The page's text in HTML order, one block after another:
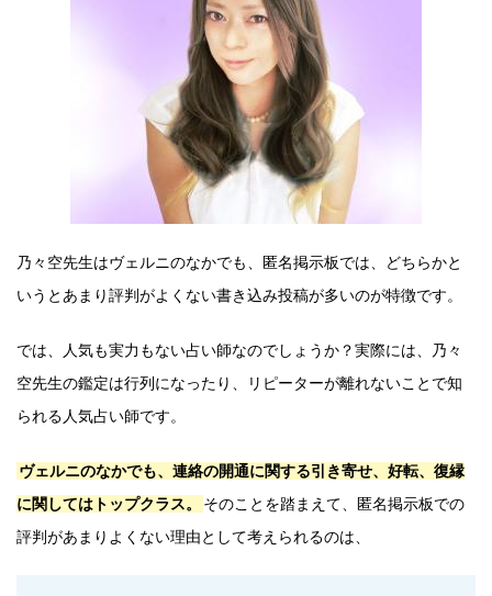
乃々空先生はヴェルニのなかでも、匿名掲示板では、どちらかと
いうとあまり評判がよくない書き込み投稿が多いのが特徴です。
では、人気も実力もない占い師なのでしょうか？実際には、乃々
空先生の鑑定は行列になったり、リピーターが離れないことで知
られる人気占い師です。
ヴェルニのなかでも、連絡の開通に関する引き寄せ、好転、復縁
に関してはトップクラス。
そのことを踏まえて、匿名掲示板での
評判があまりよくない理由として考えられるのは、